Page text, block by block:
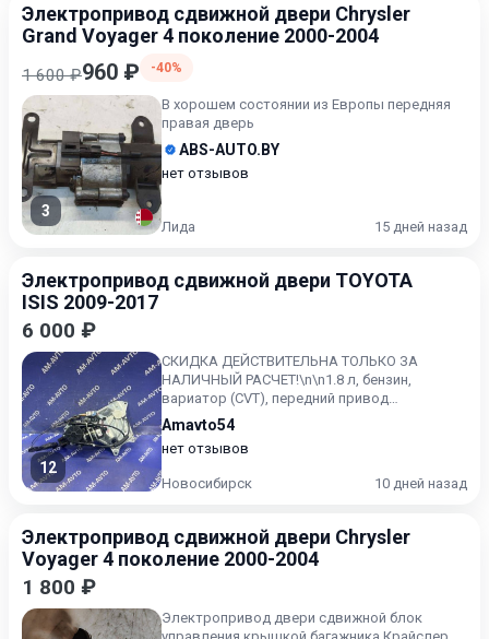
Электропривод сдвижной двери Chrysler
Grand Voyager 4 поколение 2000-2004
1 600 ₽960 ₽ -40%
3
В хорошем состоянии из Европы передняя
правая дверь
ABS-AUTO.BY
нет отзывов
Лида 15 дней назад
Электропривод сдвижной двери TOYOTA
ISIS 2009-2017
6 000 ₽
12
СКИДКА ДЕЙСТВИТЕЛЬНА ТОЛЬКО ЗА
НАЛИЧНЫЙ РАСЧЕТ!\n\n1.8 л, бензин,
вариатор (CVT), передний привод
Контрактный, без пробега по РФ. Toyota Isi...
Amavto54
нет отзывов
Новосибирск 10 дней назад
Электропривод сдвижной двери Chrysler
Voyager 4 поколение 2000-2004
1 800 ₽
Электропривод двери сдвижной блок